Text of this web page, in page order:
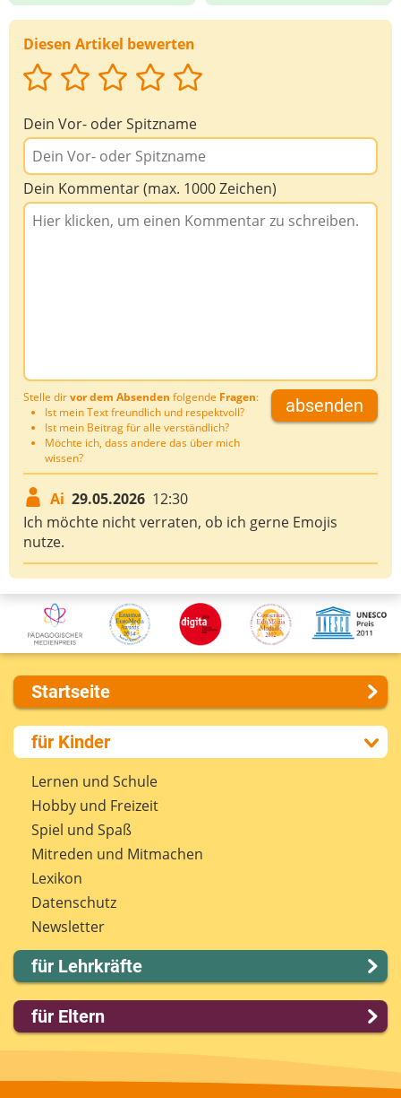
Diesen Artikel bewerten
Dein Vor- oder Spitzname
Dein Kommentar (max. 1000 Zeichen)
Stelle dirvor dem Absenden folgende Fragen:
Ist mein Text freundlich und respektvoll?
Ist mein Beitrag für alle verständlich?
Möchte ich, dass andere das über mich
wissen?
absenden
Ai 29.05.2026 12:30
Ich möchte nicht verraten, ob ich gerne Emojis
nutze.
Startseite
Über uns
Presse
Kontakt
Impressum
Internet-ABC Sitemap
Barrierefreiheit
Länderprojekte
für Kinder
Lernen und Schule
Hobby und Freizeit
Spiel und Spaß
Mitreden und Mitmachen
Lexikon
Datenschutz
Newsletter
für Lehrkräfte
Lernmodule
Unterrichts­materialien
Praxishilfen
für Eltern
Spieletipps & Lernsoftware